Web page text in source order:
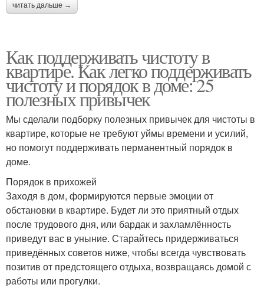
читать дальше →
Как поддерживать чистоту в
квартире. Как легко поддерживать
чистоту и порядок в доме: 25
полезных привычек
Мы сделали подборку полезных привычек для чистоты в
квартире, которые не требуют уймы времени и усилий,
но помогут поддерживать перманентный порядок в
доме.
Порядок в прихожей
Заходя в дом, формируются первые эмоции от
обстановки в квартире. Будет ли это приятный отдых
после трудового дня, или бардак и захламлённость
приведут вас в уныние. Старайтесь придерживаться
приведённых советов ниже, чтобы всегда чувствовать
позитив от предстоящего отдыха, возвращаясь домой с
работы или прогулки.